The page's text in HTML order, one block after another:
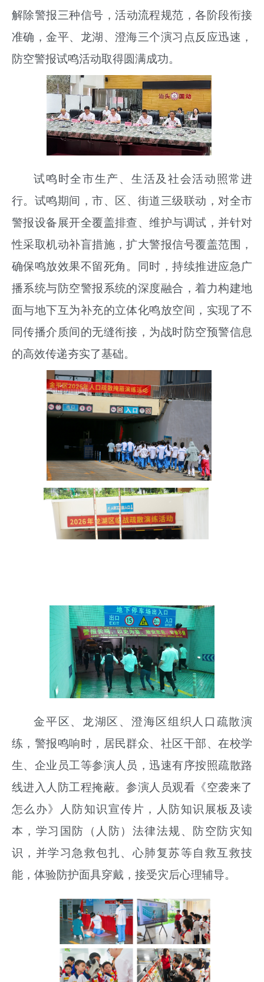
解除警报三种信号，活动流程规范，各阶段衔接
准确，金平、龙湖、澄海三个演习点反应迅速，
防空警报试鸣活动取得圆满成功。
试鸣时全市生产、生活及社会活动照常进
行。试鸣期间，市、区、街道三级联动，对全市
警报设备展开全覆盖排查、维护与调试，并针对
性采取机动补盲措施，扩大警报信号覆盖范围，
确保鸣放效果不留死角。同时，持续推进应急广
播系统与防空警报系统的深度融合，着力构建地
面与地下互为补充的立体化鸣放空间，实现了不
同传播介质间的无缝衔接，为战时防空预警信息
的高效传递夯实了基础。
金平区、龙湖区、澄海区组织人口疏散演
练，警报鸣响时，居民群众、社区干部、在校学
生、企业员工等参演人员，迅速有序按照疏散路
线进入人防工程掩蔽。参演人员观看《空袭来了
怎么办》人防知识宣传片，人防知识展板及读
本，学习国防（人防）法律法规、防空防灾知
识，并学习急救包扎、心肺复苏等自救互救技
能，体验防护面具穿戴，接受灾后心理辅导。